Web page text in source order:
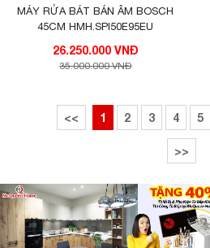
MÁY RỬA BÁT BÁN ÂM BOSCH
45CM HMH.SPI50E95EU
26.250.000 VNĐ
35.000.000 VNĐ
<< 1 2 3 4 5
>>